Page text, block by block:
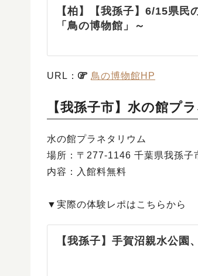
【柏】【我孫子】6/15県
「鳥の博物館」～
URL： 鳥の博物館HP
【我孫子市】水の館プ
水の館プラネタリウム
場所：〒277-1146 千葉県我孫子
内容：入館料無料
▼実際の体験レポはこちらから
【我孫子】手賀沼親水公園